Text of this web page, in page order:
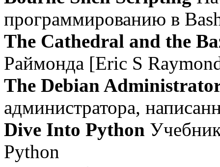
программированию в
The Cathedral and the
Раймонда [Eric S
The Debian
администратора,
Dive Into Python
Python